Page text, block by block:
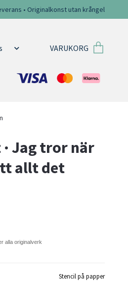
• Originalkonst utan krångel
VARUKORG
Jag tror när
allt det
alla originalverk
Stencil på papper